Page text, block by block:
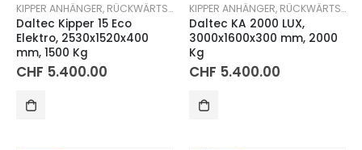
KIPPER ANHÄNGER, RÜCKWÄRTSKIPPER
Daltec Kipper 15 Eco
Elektro, 2530x1520x400
mm, 1500 Kg
CHF 5.400.00
KIPPER ANHÄNGER, RÜCKWÄRTSKIPPER
Daltec KA 2000 LUX,
3000x1600x300 mm, 2000
Kg
CHF 5.400.00